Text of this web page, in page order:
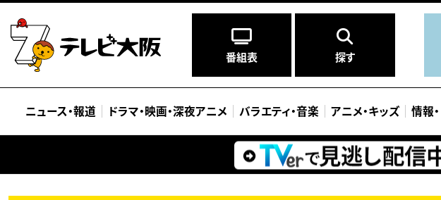
番組表 探す
ニュース・報道 ドラマ・映画・深夜アニメ バラエティ・音楽 アニメ・キッズ 情報・